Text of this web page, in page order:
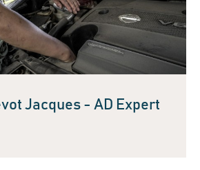
Jacques - AD Expert